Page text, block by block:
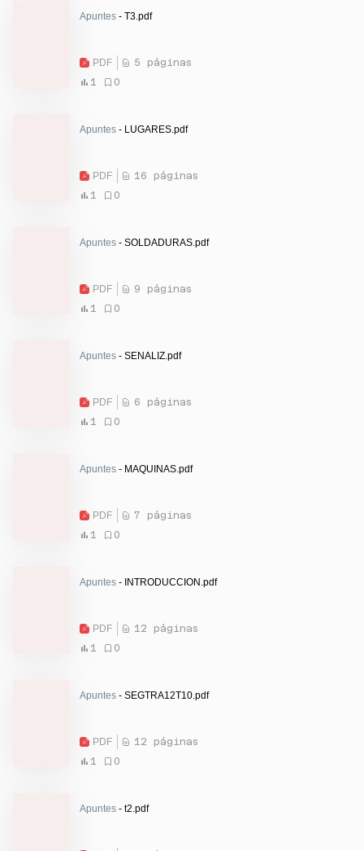
Apuntes - T3.pdf
PDF
5 páginas
1
0
Apuntes - LUGARES.pdf
PDF
16 páginas
1
0
Apuntes - SOLDADURAS.pdf
PDF
9 páginas
1
0
Apuntes - SENALIZ.pdf
PDF
6 páginas
1
0
Apuntes - MAQUINAS.pdf
PDF
7 páginas
1
0
Apuntes - INTRODUCCION.pdf
PDF
12 páginas
1
0
Apuntes - SEGTRA12T10.pdf
PDF
12 páginas
1
0
Apuntes - t2.pdf